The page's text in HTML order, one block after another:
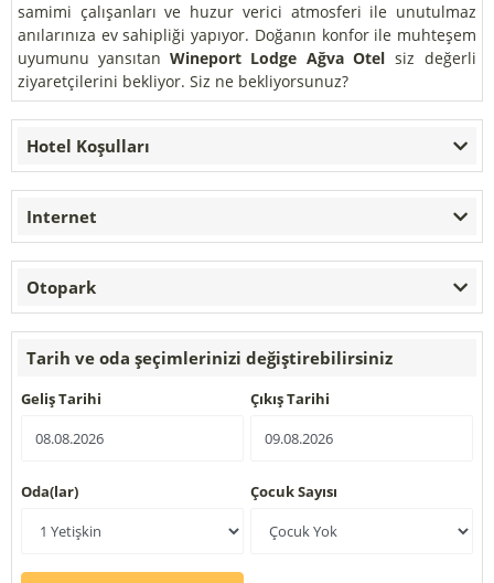
samimi çalışanları ve huzur verici atmosferi ile unutulmaz
anılarınıza ev sahipliği yapıyor. Doğanın konfor ile muhteşem
uyumunu yansıtan Wineport Lodge Ağva Otel siz değerli
ziyaretçilerini bekliyor. Siz ne bekliyorsunuz?
Hotel Koşulları
Internet
Otopark
Tarih ve oda şeçimlerinizi değiştirebilirsiniz
Geliş Tarihi Çıkış Tarihi
Oda(lar) Çocuk Sayısı